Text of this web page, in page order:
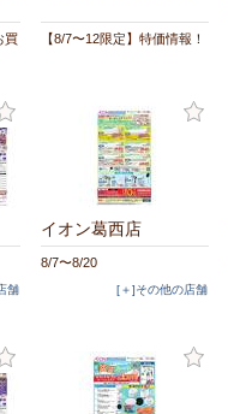
買
【8/7〜12限定】特価情報！
舗
イオン葛西店
8/7〜8/20
[＋]その他の店舗